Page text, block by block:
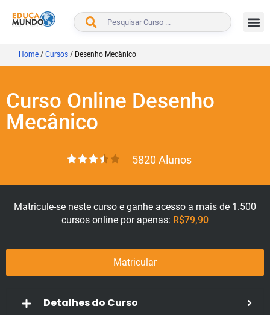
BUSCAR
Home / Cursos / Desenho Mecânico
Curso Online Desenho
Mecânico
5820 Alunos
Matricule-se neste curso e ganhe acesso a mais de 1.500
cursos online por apenas: R$79,90
Matricular
Detalhes do Curso